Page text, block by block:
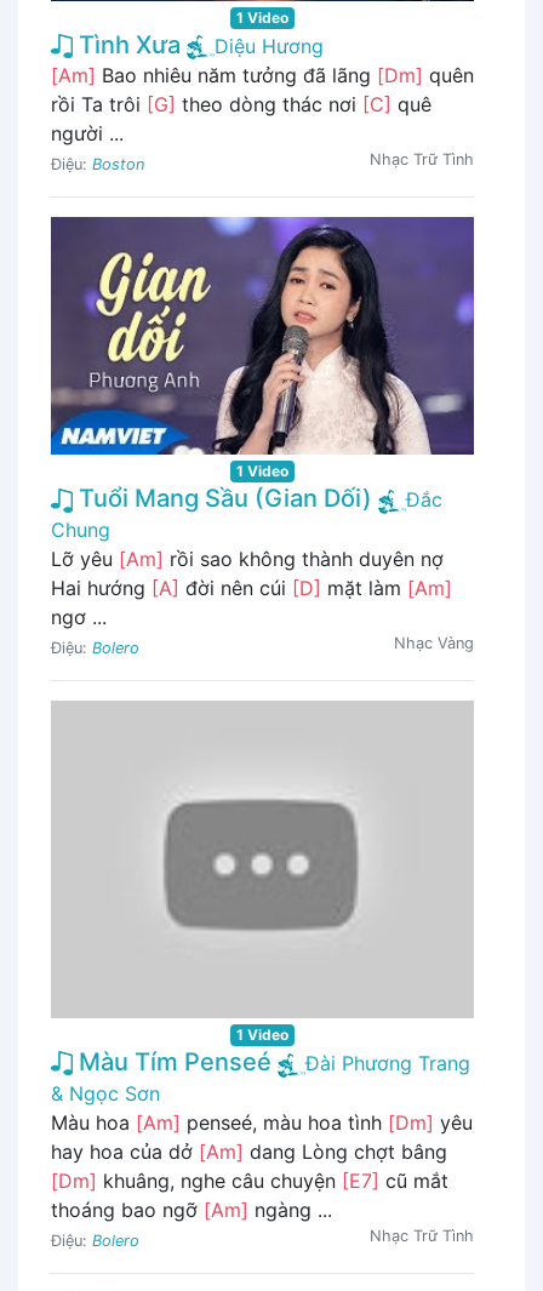
1 Video
Tình Xưa
Diệu Hương
[Am] Bao nhiêu năm tưởng đã lãng [Dm] quên
rồi Ta trôi [G] theo dòng thác nơi [C] quê
người ...
Điệu: Boston Nhạc Trữ Tình
1 Video
Tuổi Mang Sầu (Gian Dối)
Đắc
Chung
Lỡ yêu [Am] rồi sao không thành duyên nợ
Hai hướng [A] đời nên cúi [D] mặt làm [Am]
ngơ ...
Điệu: Bolero Nhạc Vàng
1 Video
Màu Tím Penseé
Đài Phương Trang
& Ngọc Sơn
Màu hoa [Am] penseé, màu hoa tình [Dm] yêu
hay hoa của dở [Am] dang Lòng chợt bâng
[Dm] khuâng, nghe câu chuyện [E7] cũ mắt
thoáng bao ngỡ [Am] ngàng ...
Điệu: Bolero Nhạc Trữ Tình